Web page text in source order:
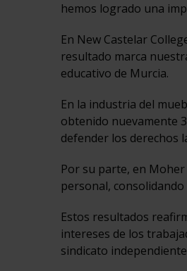
hemos logrado una
En New Castelar
resultado marca
educativo de Murcia.
En la industria del
obtenido nuevamente
defender los derechos
Por su parte, en
personal,
Estos resultados
intereses de los
sindicato